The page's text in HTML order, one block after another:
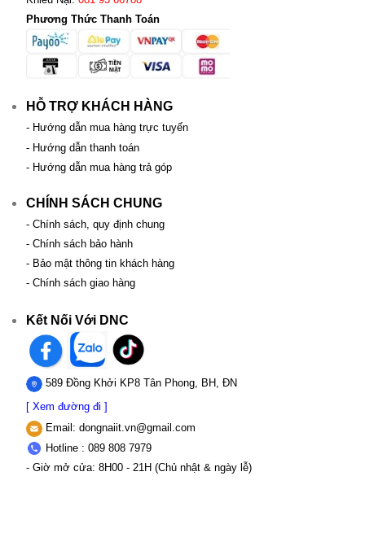
Phương Thức Thanh Toán
HỖ TRỢ KHÁCH HÀNG
- Hướng dẫn mua hàng trực tuyến
- Hướng dẫn thanh toán
- Hướng dẫn mua hàng trả góp
CHÍNH SÁCH CHUNG
- Chính sách, quy định chung
- Chính sách bảo hành
- Bảo mật thông tin khách hàng
- Chính sách giao hàng
Kết Nối Với DNC
589 Đồng Khởi KP8 Tân Phong, BH, ĐN
[ Xem đường đi ]
Email: dongnaiit.vn@gmail.com
Hotline : 089 808 7979
- Giờ mở cửa: 8H00 - 21H (Chủ nhật & ngày lễ)